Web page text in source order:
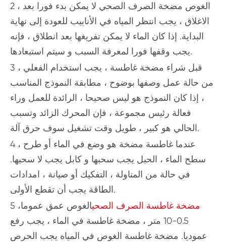
2 ، الغوص مضخة الصرف الصحي لا يمكن بدء فورا بعد
الاغلاق ، يجب انتظر المياه في الأنابيب للعودة إلى نهاية
البداية. إذا كان الماء لا يمكن تفريغها بعد انطلاق ، فإنه
يجب وقفها فورا لمعرفة السبب و سيتم استبعادها.
3 ، قبل شراء مضخة غاطسة ، يجب استخدام الفعلي
من حالة عمل وصفها بوضوح ، مطابقة النموذج المناسب
، إذا كان النموذج هو ليس صحيحا ، الرائدة للعمل وراء
فعالة رئيس مجموعة ، فإن المحرك الزائد وتسبب
الحالي هو كبير ، طويل وقت تشغيل سوف حرق آلة.
4 ، عندما غاطسة مضخة هو وضع في الماء أو طرح
سطح الماء ، الحبل يجب سحبها و كابل يجب لا سحبها.
في حالة من المناولة ، التفكيك أو صيانة ، امدادات
الطاقة يجب أن تقطع الأولى.
5 ،
مضخة غاطسة الصرف الصحيالغوص عمق عموما
0.5-10 متر ، مضخة غاطسة في الماء ، يجب رفع
عموديا. مضخة غاطسة الغوص في المياه يجب الحرص